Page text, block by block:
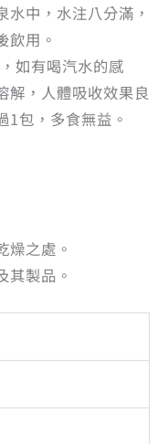
中，水注八分滿，
飲用。
如有喝汽水的感
解，人體吸收效果良
1包，多食無益。
之處。
製品。